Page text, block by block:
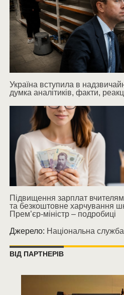
Україна вступила в
думка аналітиків, факти,
Підвищення зарплат вчителям
та безкоштовне харчування
Прем’єр-міністр – подробиці
Джерело: Національна
ВІД ПАРТНЕРІВ